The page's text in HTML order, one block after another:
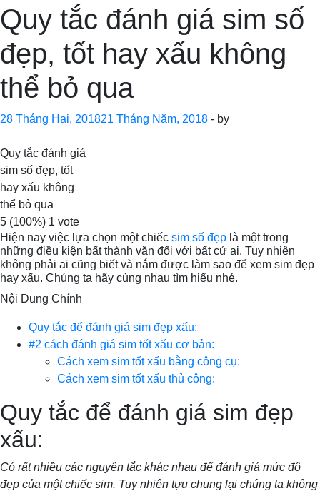
Quy tắc đánh giá sim số
đẹp, tốt hay xấu không
thể bỏ qua
28 Tháng Hai, 201821 Tháng Năm, 2018 - by
Quy tắc đánh giá
sim số đẹp, tốt
hay xấu không
thể bỏ qua
5 (100%) 1 vote
Hiện nay việc lựa chọn một chiếc sim số đẹp là một trong
những điều kiện bất thành văn đối với bất cứ ai. Tuy nhiên
không phải ai cũng biết và nắm được làm sao để xem sim đẹp
hay xấu. Chúng ta hãy cùng nhau tìm hiểu nhé.
Nội Dung Chính
Quy tắc để đánh giá sim đẹp xấu:
#2 cách đánh giá sim tốt xấu cơ bản:
Cách xem sim tốt xấu bằng công cụ:
Cách xem sim tốt xấu thủ công:
Quy tắc để đánh giá sim đẹp
xấu:
Có rất nhiều các nguyên tắc khác nhau để đánh giá mức độ
đẹp của một chiếc sim. Tuy nhiên tựu chung lại chúng ta không